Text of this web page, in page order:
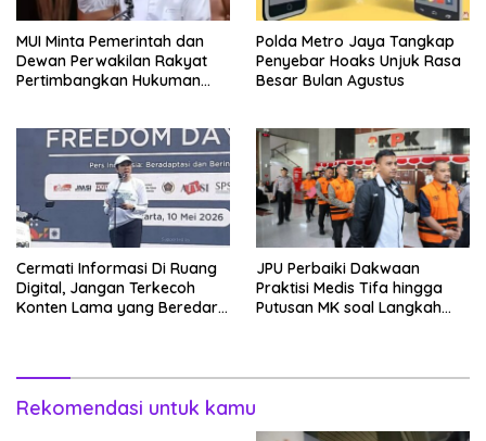
MUI Minta Pemerintah dan
Dewan Perwakilan Rakyat
Pertimbangkan Hukuman
Polda Metro Jaya Tangkap
Penyebar Hoaks Unjuk Rasa
Besar Bulan Agustus
Cermati Informasi Di Ruang
Digital, Jangan Terkecoh
Konten Lama yang Beredar
JPU Perbaiki Dakwaan
Praktisi Medis Tifa hingga
Putusan MK soal Langkah
Rekomendasi untuk kamu